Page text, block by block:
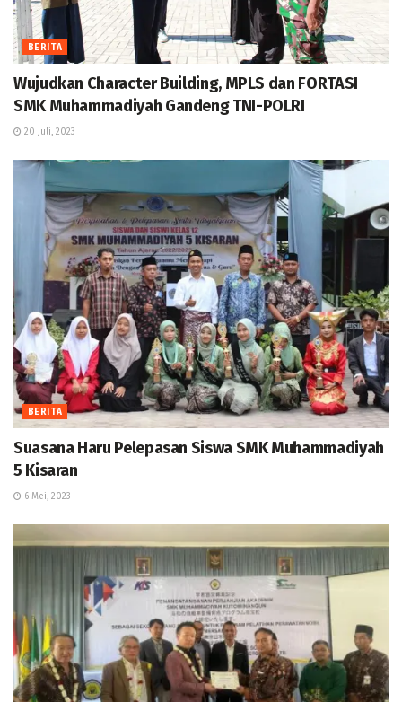
BERITA
Wujudkan Character Building, MPLS dan FORTASI
SMK Muhammadiyah Gandeng TNI-POLRI
20 Juli, 2023
BERITA
Suasana Haru Pelepasan Siswa SMK Muhammadiyah
5 Kisaran
6 Mei, 2023